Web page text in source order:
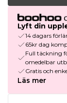
Lyft din
14 dagars
65kr dag
Full täckning
omedelbar
Gratis och
Läs mer